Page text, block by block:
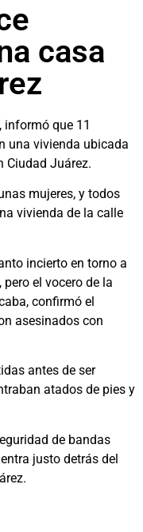
casa
informó que 11
una vivienda ubicada
Ciudad Juárez.
mujeres, y todos
vivienda de la calle
incierto en torno a
el vocero de la
confirmó el
asesinados con
antes de ser
atados de pies y
de bandas
justo detrás del